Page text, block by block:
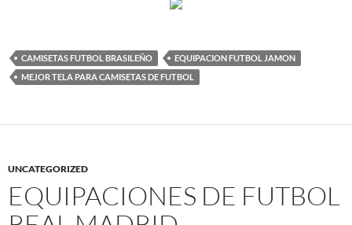
CAMISETAS FUTBOL BRASILEÑO
EQUIPACION FUTBOL JAMON
MEJOR TELA PARA CAMISETAS DE FUTBOL
UNCATEGORIZED
EQUIPACIONES DE FUTBOL